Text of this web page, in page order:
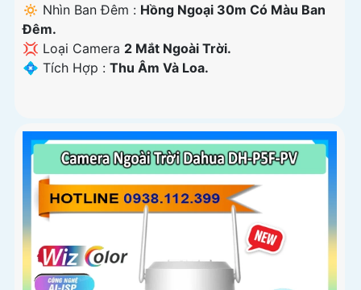
🔅 Nhìn Ban Đêm : Hồng Ngoại 30m Có Màu Ban
Ðêm.
💢 Loại Camera 2 Mắt Ngoài Trời.
️💠 Tích Hợp : Thu Âm Và Loa.